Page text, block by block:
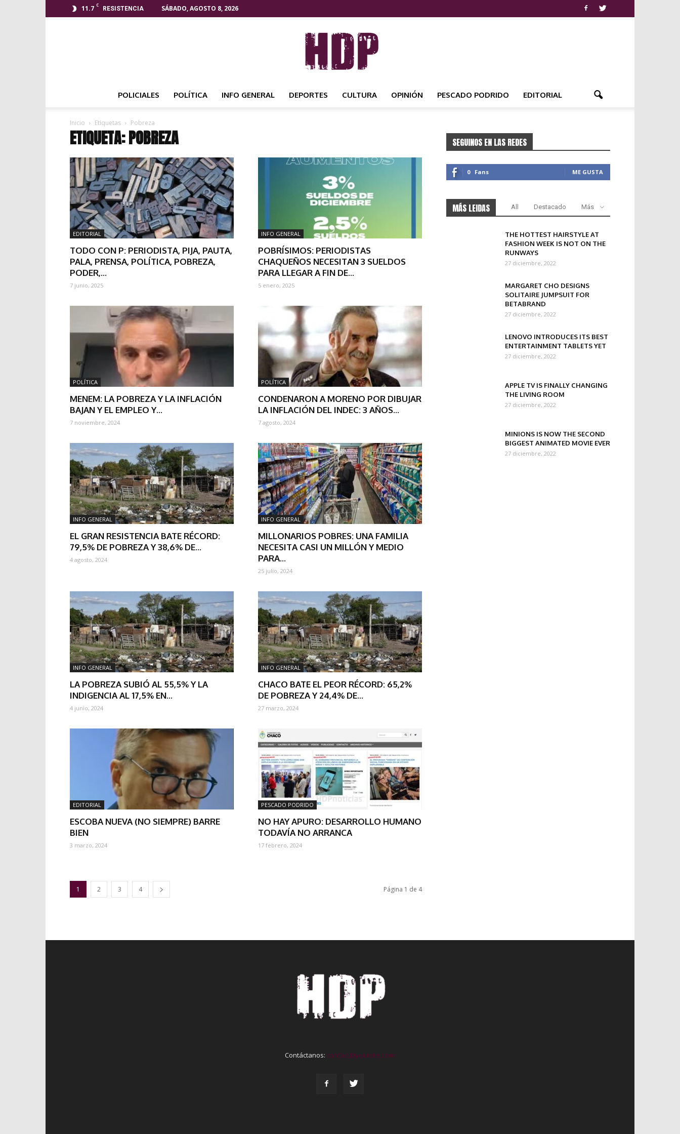
11.7 C
RESISTENCIA SÁBADO, AGOSTO 8, 2026
POLICIALES POLÍTICA INFO GENERAL DEPORTES CULTURA OPINIÓN PESCADO PODRIDO EDITORIAL
Inicio Etiquetas Pobreza
ETIQUETA: POBREZA
EDITORIAL
TODO CON P: PERIODISTA, PIJA, PAUTA,
PALA, PRENSA, POLÍTICA, POBREZA,
PODER,...
7 junio, 2025
INFO GENERAL
POBRÍSIMOS: PERIODISTAS
CHAQUEÑOS NECESITAN 3 SUELDOS
PARA LLEGAR A FIN DE...
5 enero, 2025
POLÍTICA
MENEM: LA POBREZA Y LA INFLACIÓN
BAJAN Y EL EMPLEO Y...
7 noviembre, 2024
POLÍTICA
CONDENARON A MORENO POR DIBUJAR
LA INFLACIÓN DEL INDEC: 3 AÑOS...
7 agosto, 2024
INFO GENERAL
EL GRAN RESISTENCIA BATE RÉCORD:
79,5% DE POBREZA Y 38,6% DE...
4 agosto, 2024
INFO GENERAL
MILLONARIOS POBRES: UNA FAMILIA
NECESITA CASI UN MILLÓN Y MEDIO
PARA...
25 julio, 2024
INFO GENERAL
LA POBREZA SUBIÓ AL 55,5% Y LA
INDIGENCIA AL 17,5% EN...
4 junio, 2024
INFO GENERAL
CHACO BATE EL PEOR RÉCORD: 65,2%
DE POBREZA Y 24,4% DE...
27 marzo, 2024
EDITORIAL
ESCOBA NUEVA (NO SIEMPRE) BARRE
BIEN
3 marzo, 2024
PESCADO PODRIDO
NO HAY APURO: DESARROLLO HUMANO
TODAVÍA NO ARRANCA
17 febrero, 2024
1 2 3 4 Página 1 de 4
SEGUINOS EN LAS REDES
0 Fans ME GUSTA
MÁS LEIDAS All Destacado Más
THE HOTTEST HAIRSTYLE AT
FASHION WEEK IS NOT ON THE
RUNWAYS
27 diciembre, 2022
MARGARET CHO DESIGNS
SOLITAIRE JUMPSUIT FOR
BETABRAND
27 diciembre, 2022
LENOVO INTRODUCES ITS BEST
ENTERTAINMENT TABLETS YET
27 diciembre, 2022
APPLE TV IS FINALLY CHANGING
THE LIVING ROOM
27 diciembre, 2022
MINIONS IS NOW THE SECOND
BIGGEST ANIMATED MOVIE EVER
27 diciembre, 2022
Contáctanos: contact@yoursite.com